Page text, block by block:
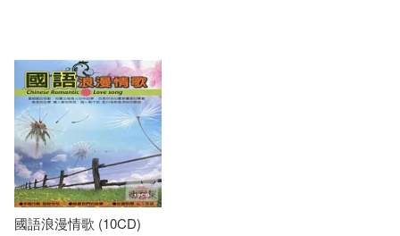
國語浪漫情歌 (10CD)